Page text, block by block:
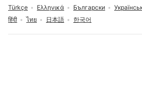
Türkçe
Ελληνικά Български
हिंदी
ไทย 日本語 한국어